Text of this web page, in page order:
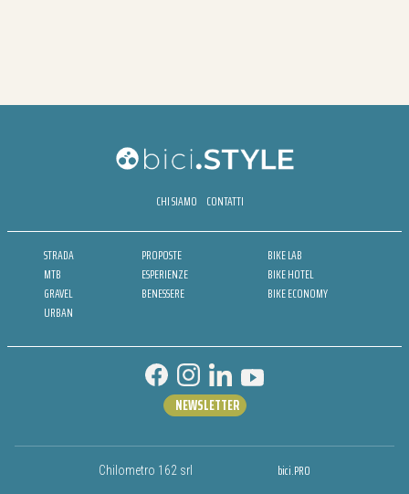
CHI SIAMO CONTATTI
STRADA
MTB
GRAVEL
URBAN
PROPOSTE
ESPERIENZE
BENESSERE
BIKE LAB
BIKE HOTEL
BIKE ECONOMY
Chilometro 162 srl bici.PRO
NEWSLETTER